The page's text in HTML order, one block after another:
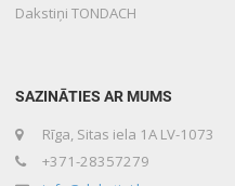
Dakstiņi TONDACH
SAZINĀTIES AR MUMS
Rīga, Sitas iela 1A LV-1073
+371-28357279